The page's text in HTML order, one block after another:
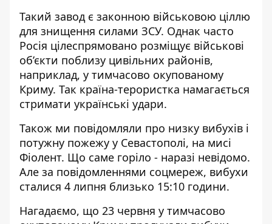
Такий завод є законною військовою ціллю
для знищення силами ЗСУ. Однак часто
Росія цілеспрямовано розміщує військові
об’єкти поблизу цивільних районів,
наприклад, у тимчасово окупованому
Криму. Так країна-терористка намагається
стримати українські удари.
Також ми повідомляли про низку вибухів і
потужну пожежу у Севастополі, на мисі
Фіолент. Що саме горіло - наразі невідомо.
Але за повідомленнями соцмереж, вибухи
сталися 4 липня близько 15:10 години.
Нагадаємо, що 23 червня у тимчасово